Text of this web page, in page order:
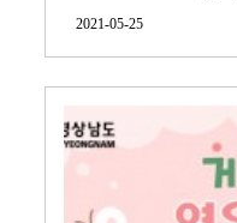
2021-05-25